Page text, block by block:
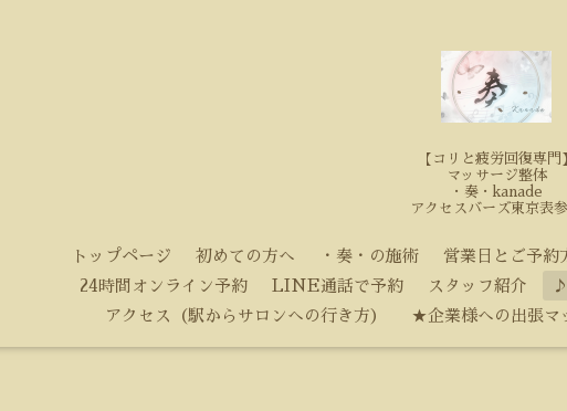
【コリと疲労回復専門】
マッサージ整体
・奏・kanade
アクセスバーズ東京表
トップページ 初めての方へ ・奏・の施術 営業日とご予約
24時間オンライン予約
LINE通話で予約 スタッフ紹介
アクセス（駅からサロンへの行き方）
★企業様への出張マ